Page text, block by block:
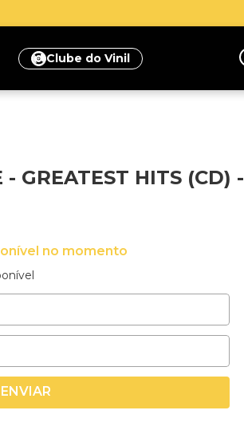
primeira compra
Clube do Vinil
- GREATEST HITS (CD) -
no momento
ENVIAR